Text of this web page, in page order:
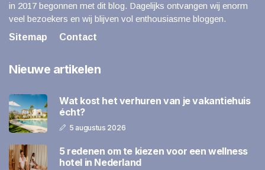
in 2017 begonnen met dit blog. Dagelijks ontvangen wij enorm
veel bezoekers en wij blijven vol enthousiasme bloggen.
Sitemap
Contact
Nieuwe artikelen
Wat kost het verhuren van je vakantiehuis
écht?
5 augustus 2026
5 redenen om te kiezen voor een wellness
hotel in Nederland